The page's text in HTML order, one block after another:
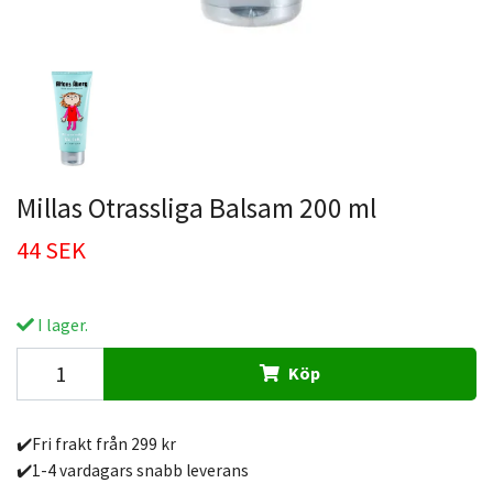
Millas Otrassliga Balsam 200 ml
44 SEK
I lager.
Köp
✔️Fri frakt från 299 kr
✔️1-4 vardagars snabb leverans